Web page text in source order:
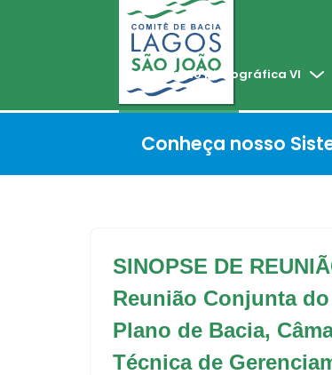
Região Hidrográfica VI
Conheça nosso
SINOPSE DE
Reunião Conjunta
Plano de Bacia,
Técnica de